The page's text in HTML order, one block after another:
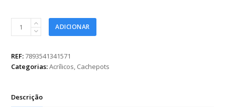
Cachepot
Pote
11
ADICIONAR
REF:7893541341571
Categorias:Acrílicos, Cachepots
Descrição